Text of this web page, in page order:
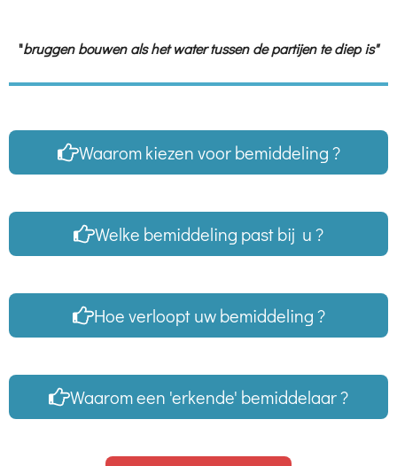
"bruggenbouwenals het water tussen de partijen te diep is"
Waarom kiezen voor bemiddeling ?
Welke bemiddeling past bij u ?
Hoe verloopt uw bemiddeling ?
Waarom een 'erkende' bemiddelaar ?